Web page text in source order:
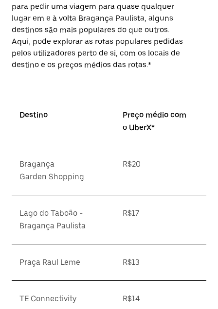
para pedir uma viagem para quase qualquer
lugar em e à volta Bragança Paulista, alguns
destinos são mais populares do que outros.
Aqui, pode explorar as rotas populares pedidas
pelos utilizadores perto de si, com os locais de
destino e os preços médios das rotas.*
Destino
Preço médio com
o UberX*
Bragança
Garden Shopping
R$20
Lago do Taboão -
Bragança Paulista
R$17
Praça Raul Leme R$13
TE Connectivity R$14